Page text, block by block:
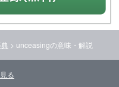
> unceasingの意味・解説
る